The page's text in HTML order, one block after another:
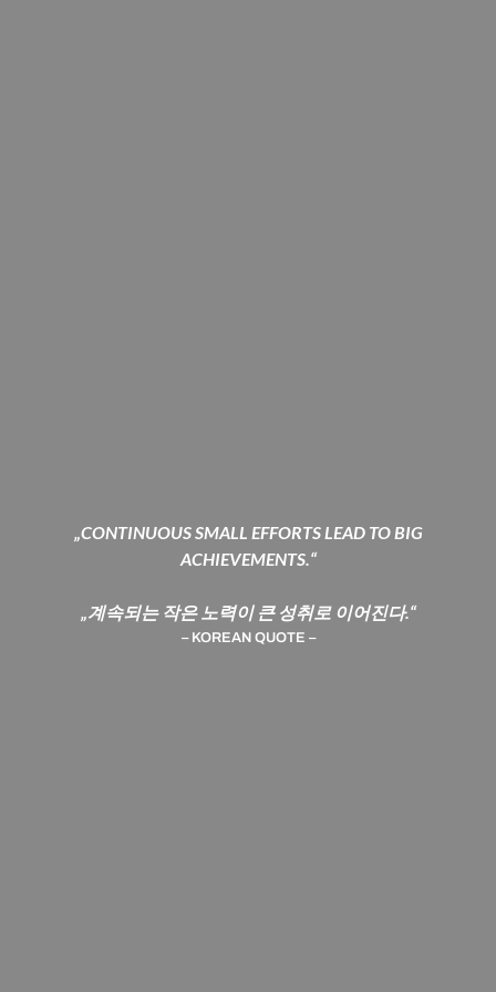
„CONTINUOUS SMALL EFFORTS LEAD TO BIG
ACHIEVEMENTS.“
„계속되는 작은 노력이 큰 성취로 이어진다.“
– KOREAN QUOTE –